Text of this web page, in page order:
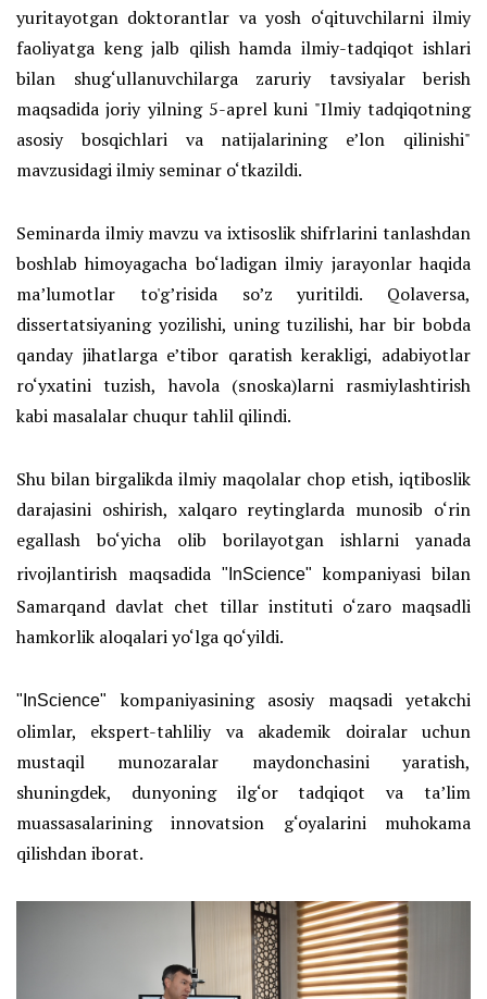
yuritayotgan doktorantlar va yosh o‘qituvchilarni ilmiy
faoliyatga keng jalb qilish hamda ilmiy-tadqiqot ishlari
bilan shug‘ullanuvchilarga zaruriy tavsiyalar berish
maqsadida joriy yilning 5-aprel kuni "Ilmiy tadqiqotning
asosiy bosqichlari va natijalarining e’lon qilinishi"
mavzusidagi ilmiy seminar o‘tkazildi.
Seminarda ilmiy mavzu va ixtisoslik shifrlarini tanlashdan
boshlab himoyagacha bo‘ladigan ilmiy jarayonlar haqida
ma’lumotlar to'g’risida so’z yuritildi. Qolaversa,
dissertatsiyaning yozilishi, uning tuzilishi, har bir bobda
qanday jihatlarga e’tibor qaratish kerakligi, adabiyotlar
ro‘yxatini tuzish, havola (snoska)larni rasmiylashtirish
kabi masalalar chuqur tahlil qilindi.
Shu bilan birgalikda ilmiy maqolalar chop etish, iqtiboslik
darajasini oshirish, xalqaro reytinglarda munosib o‘rin
egallash bo‘yicha olib borilayotgan ishlarni yanada
rivojlantirish maqsadida "InScience"
kompaniyasi bilan
Samarqand davlat chet tillar instituti o‘zaro maqsadli
hamkorlik aloqalari yo‘lga qo‘yildi.
"InScience"
kompaniyasining asosiy maqsadi yetakchi
olimlar, ekspert-tahliliy va akademik doiralar uchun
mustaqil munozaralar maydonchasini yaratish,
shuningdek, dunyoning ilg‘or tadqiqot va ta’lim
muassasalarining innovatsion g‘oyalarini muhokama
qilishdan iborat.